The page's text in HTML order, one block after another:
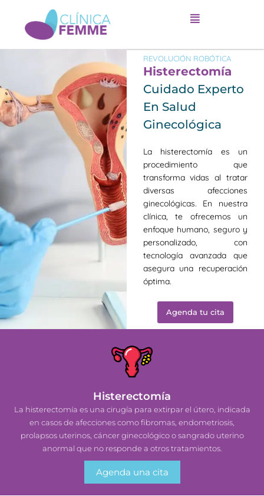
contenido
REVOLUCIÓN ROBÓTICA
Histerectomía
Cuidado Experto
En Salud
Ginecológica
La histerectomía es un
procedimiento que
transforma vidas al tratar
diversas afecciones
ginecológicas. En nuestra
clínica, te ofrecemos un
enfoque humano, seguro y
personalizado, con
tecnología avanzada que
asegura una recuperación
óptima.
Agenda tu cita
Histerectomía
La histerectomía es una cirugía para extirpar el útero, indicada
en casos de afecciones como fibromas, endometriosis,
prolapsos uterinos, cáncer ginecológico o sangrado uterino
anormal que no responde a otros tratamientos.
Agenda una cita